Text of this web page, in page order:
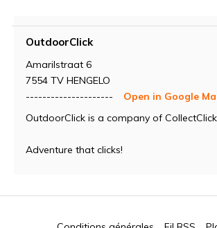
OutdoorClick
Amarilstraat 6
7554 TV HENGELO
---------------------
Open in Google
OutdoorClick is a company of CollectClick
Adventure that clicks!